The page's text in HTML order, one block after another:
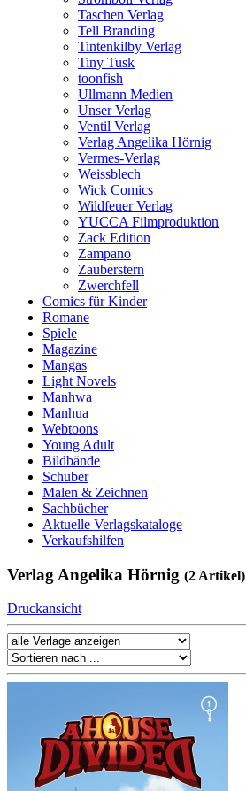
Taschen Verlag
Tell Branding
Tintenkilby Verlag
Tiny Tusk
toonfish
Ullmann Medien
Unser Verlag
Ventil Verlag
Verlag Angelika Hörnig
Vermes-Verlag
Weissblech
Wick Comics
Wildfeuer Verlag
YUCCA Filmproduktion
Zack Edition
Zampano
Zauberstern
Zwerchfell
Comics für Kinder
Romane
Spiele
Magazine
Mangas
Light Novels
Manhwa
Manhua
Webtoons
Young Adult
Bildbände
Schuber
Malen & Zeichnen
Sachbücher
Aktuelle Verlagskataloge
Verkaufshilfen
Verlag Angelika Hörnig (2 Artikel)
Druckansicht